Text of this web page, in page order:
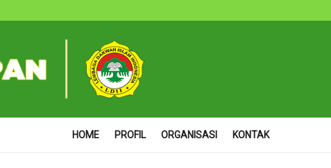
HOME PROFIL ORGANISASI KONTAK